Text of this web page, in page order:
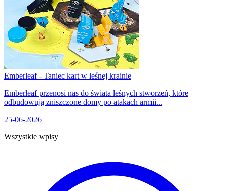
Emberleaf - Taniec kart w leśnej krainie
Emberleaf przenosi nas do świata leśnych stworzeń, które
odbudowują zniszczone domy po atakach armii...
25-06-2026
Wszystkie wpisy